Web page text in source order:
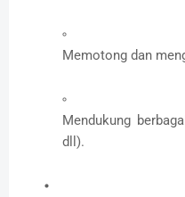
Memotong dan
Mendukung
dll).